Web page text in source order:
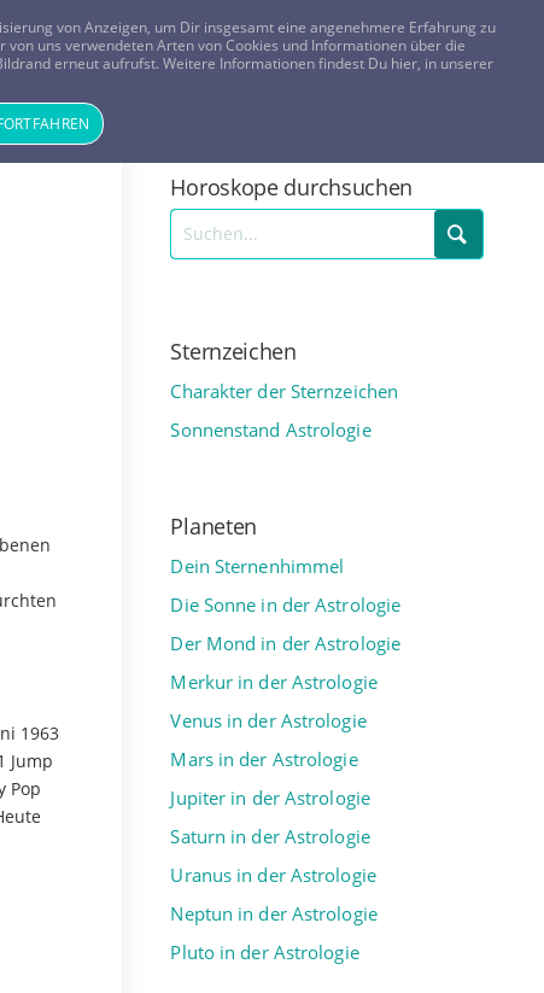
FRAGEN? KOSTENLOS ANRUFEN: 0800-8478266
Magazin ANMELDEN REGISTRIEREN
1963
Jump
Pop
Horoskope durchsuchen
Sternzeichen
Charakter der Sternzeichen
Sonnenstand Astrologie
Planeten
Dein Sternenhimmel
Die Sonne in der Astrologie
Der Mond in der Astrologie
Merkur in der Astrologie
Venus in der Astrologie
Mars in der Astrologie
Jupiter in der Astrologie
Saturn in der Astrologie
Uranus in der Astrologie
Neptun in der Astrologie
Pluto in der Astrologie
von Anzeigen, um Dir insgesamt eine angenehmere Erfahrung zu
uns verwendeten Arten von Cookies und Informationen über die
erneut aufrufst. Weitere Informationen findest Du hier, in unserer